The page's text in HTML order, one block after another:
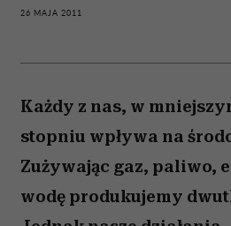
26 MAJA 2011
Każdy z nas, w
stopniu wpływa na
Zużywając gaz, paliwo,
wodę produkujemy